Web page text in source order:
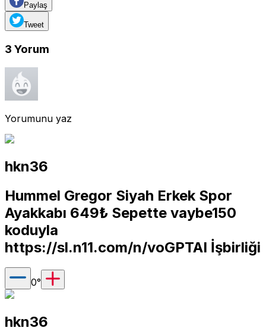
Paylaş
Tweet
3 Yorum
Yorumunu yaz
hkn36
Hummel Gregor Siyah Erkek Spor
Ayakkabı 649₺ Sepette vaybe150
koduyla
https://sl.n11.com/n/voGPTAI İşbirliği
0°
hkn36